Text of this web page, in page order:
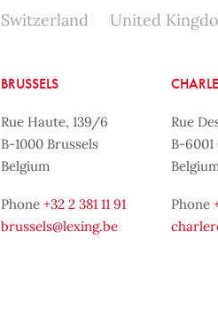
Switzerland
United
BRUSSELS
Rue Haute, 139/6
B-1000 Brussels
Belgium
Phone +32 2 381 11 91
brussels@lexing.be
Rue
B-
Phone